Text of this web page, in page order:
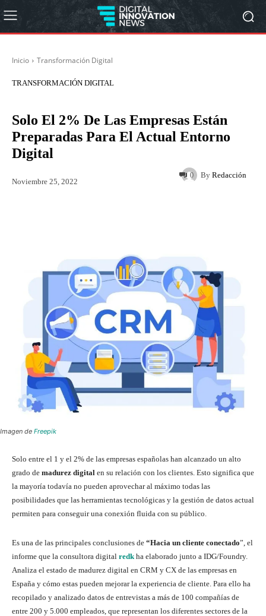
Inicio Transformación Digital
TRANSFORMACIÓN DIGITAL
Solo El 2% De Las Empresas Están
Preparadas Para El Actual Entorno
Digital
By Redacción
Noviembre 25, 2022
0
Imagen de Freepik
Solo entre el 1 y el 2% de las empresas españolas han alcanzado un alto
grado de madurez digital en su relación con los clientes. Esto significa que
la mayoría todavía no pueden aprovechar al máximo todas las
posibilidades que las herramientas tecnológicas y la gestión de datos actual
permiten para conseguir una conexión fluida con su público.
Es una de las principales conclusiones de “Hacia un cliente conectado”, el
informe que la consultora digital redk ha elaborado junto a IDG/Foundry.
Analiza el estado de madurez digital en CRM y CX de las empresas en
España y cómo estas pueden mejorar la experiencia de cliente. Para ello ha
recopilado y analizado datos de entrevistas a más de 100 compañías de
entre 200 y 5.000 empleados, que representan los diferentes sectores de la